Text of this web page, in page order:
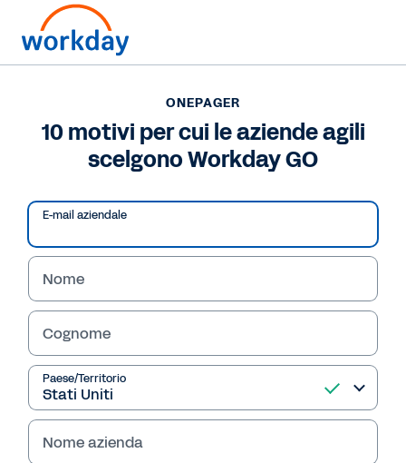
10 motivi per cui le
aziende agili scelgono
Workday GO
Scopri i dieci modi in cui Workday GO aiuta le
aziende in crescita a semplificare HR e Finance
e a restare agili e connesse.
Leggi l'OnePager
ONEPAGER
10 motivi per cui le aziende agili
scelgono Workday GO
E-mail aziendale
Nome
Cognome
Paese/Territorio
Nome azienda